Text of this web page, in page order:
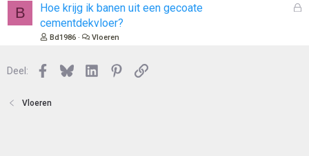
n
B
G
Hoe krijg ik banen uit een gecoate
cementdekvloer?
Bd1986 Vloeren
Deel: Facebook
BlueskyLinkedInPinterest
Link
Vloeren